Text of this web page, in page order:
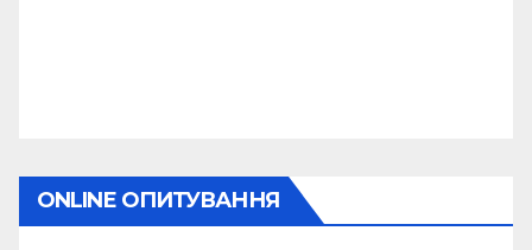
ONLINE ОПИТУВАННЯ